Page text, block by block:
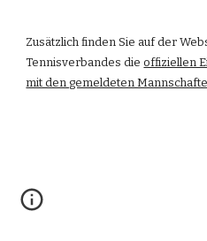
Zusätzlich finden Sie auf der
Tennisverbandes die offiziellen
mit den gemeldeten